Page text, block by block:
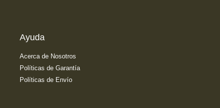
Ayuda
Acerca de Nosotros
Políticas de Garantía
Políticas de Envío